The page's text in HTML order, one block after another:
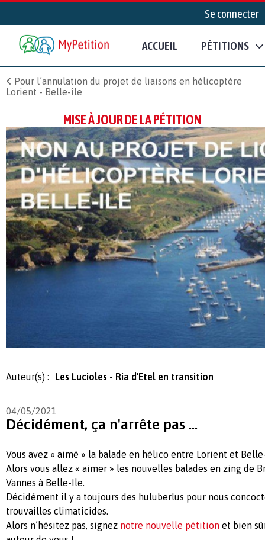
Se connecter
ACCUEIL PÉTITIONS
Pour l’annulation du projet de liaisons en hélicoptère
Lorient - Belle-île
MISE À JOUR DE LA PÉTITION
Auteur(s) : Les Lucioles - Ria d'Etel en transition
04/05/2021
Décidément, ça n'arrête pas ...
Vous avez « aimé » la balade en hélico entre Lorient et
Alors vous allez « aimer » les nouvelles balades en zing de
Vannes à Belle-Ile.
Décidément il y a toujours des huluberlus pour nous
trouvailles climaticides.
Alors n’hésitez pas, signez notre nouvelle pétition et bien